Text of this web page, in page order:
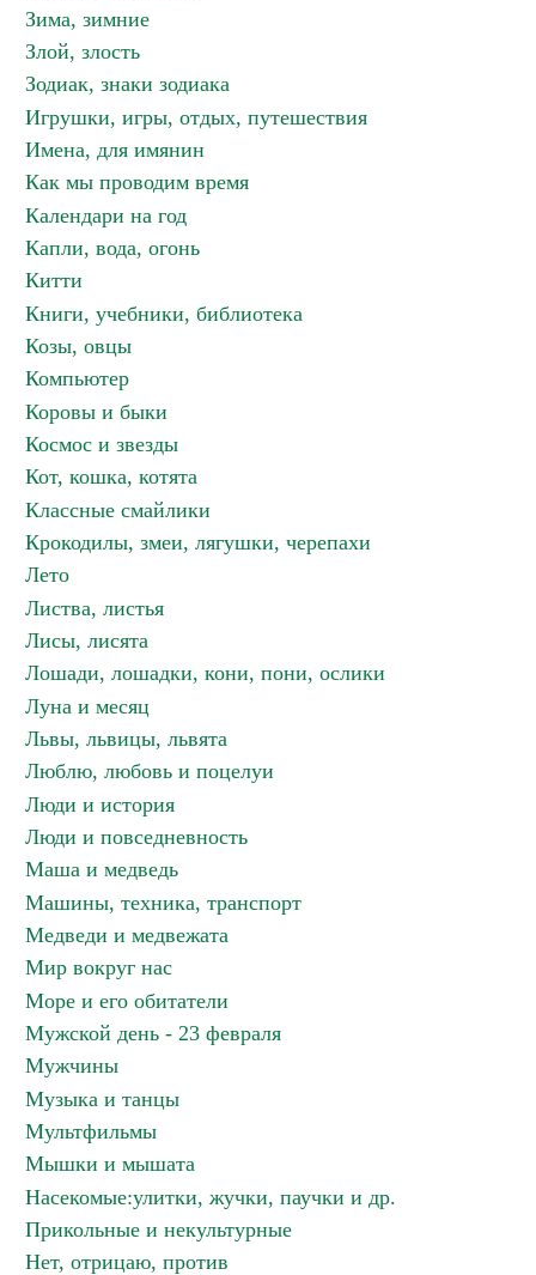
Зима, зимние
Злой, злость
Зодиак, знаки зодиака
Игрушки, игры, отдых, путешествия
Имена, для имянин
Как мы проводим время
Календари на год
Капли, вода, огонь
Китти
Книги, учебники, библиотека
Козы, овцы
Компьютер
Коровы и быки
Космос и звезды
Кот, кошка, котята
Классные смайлики
Крокодилы, змеи, лягушки, черепахи
Лето
Листва, листья
Лисы, лисята
Лошади, лошадки, кони, пони, ослики
Луна и месяц
Львы, львицы, львята
Люблю, любовь и поцелуи
Люди и история
Люди и повседневность
Маша и медведь
Машины, техника, транспорт
Медведи и медвежата
Мир вокруг нас
Море и его обитатели
Мужской день - 23 февраля
Мужчины
Музыка и танцы
Мультфильмы
Мышки и мышата
Насекомые:улитки, жучки, паучки и др.
Прикольные и некультурные
Нет, отрицаю, против